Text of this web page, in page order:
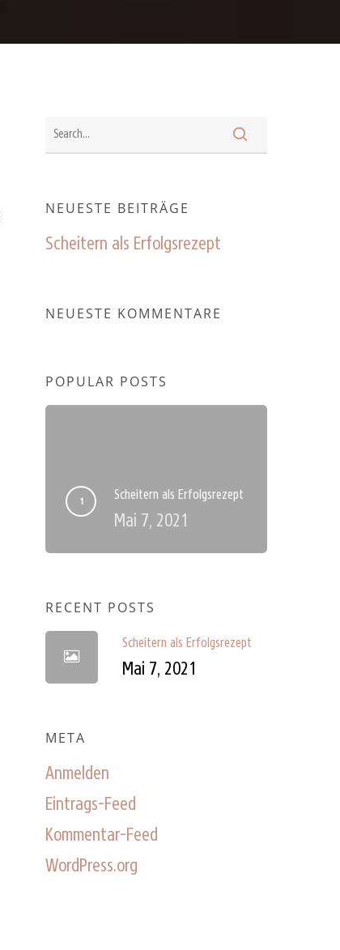
NEUESTE BEITRÄGE
Scheitern als Erfolgsrezept
NEUESTE KOMMENTARE
POPULAR POSTS
Scheitern als Erfolgsrezept
Mai 7, 2021
RECENT POSTS
Scheitern als Erfolgsrezept
Mai 7, 2021
META
Anmelden
Eintrags-Feed
Kommentar-Feed
WordPress.org